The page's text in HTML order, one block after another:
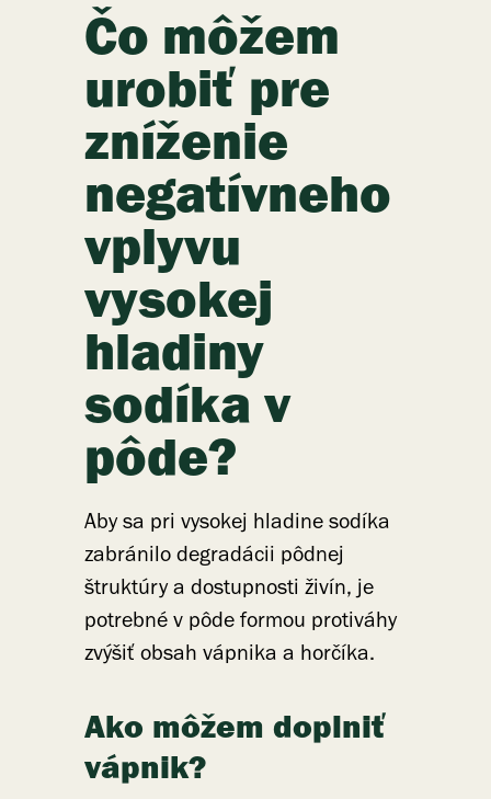
Čo môžem
urobiť pre
zníženie
negatívneho
vplyvu
vysokej
hladiny
sodíka v
pôde?
Aby sa pri vysokej hladine sodíka
zabránilo degradácii pôdnej
štruktúry a dostupnosti živín, je
potrebné v pôde formou protiváhy
zvýšiť obsah vápnika a horčíka.
Ako môžem doplniť
vápnik?